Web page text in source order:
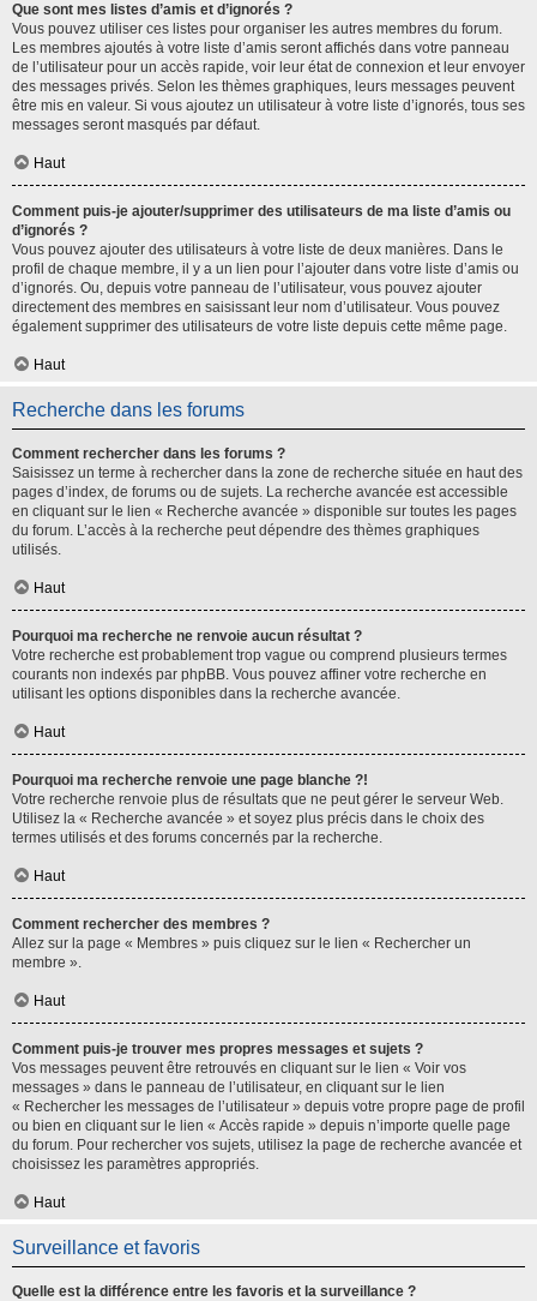
Que sont mes listes d’amis et d’ignorés ?
Vous pouvez utiliser ces listes pour organiser les autres membres du forum.
Les membres ajoutés à votre liste d’amis seront affichés dans votre panneau
de l’utilisateur pour un accès rapide, voir leur état de connexion et leur envoyer
des messages privés. Selon les thèmes graphiques, leurs messages peuvent
être mis en valeur. Si vous ajoutez un utilisateur à votre liste d’ignorés, tous ses
messages seront masqués par défaut.
Haut
Comment puis-je ajouter/supprimer des utilisateurs de ma liste d’amis ou
d’ignorés ?
Vous pouvez ajouter des utilisateurs à votre liste de deux manières. Dans le
profil de chaque membre, il y a un lien pour l’ajouter dans votre liste d’amis ou
d’ignorés. Ou, depuis votre panneau de l’utilisateur, vous pouvez ajouter
directement des membres en saisissant leur nom d’utilisateur. Vous pouvez
également supprimer des utilisateurs de votre liste depuis cette même page.
Haut
Recherche dans les forums
Comment rechercher dans les forums ?
Saisissez un terme à rechercher dans la zone de recherche située en haut des
pages d’index, de forums ou de sujets. La recherche avancée est accessible
en cliquant sur le lien « Recherche avancée » disponible sur toutes les pages
du forum. L’accès à la recherche peut dépendre des thèmes graphiques
utilisés.
Haut
Pourquoi ma recherche ne renvoie aucun résultat ?
Votre recherche est probablement trop vague ou comprend plusieurs termes
courants non indexés par phpBB. Vous pouvez affiner votre recherche en
utilisant les options disponibles dans la recherche avancée.
Haut
Pourquoi ma recherche renvoie une page blanche ?!
Votre recherche renvoie plus de résultats que ne peut gérer le serveur Web.
Utilisez la « Recherche avancée » et soyez plus précis dans le choix des
termes utilisés et des forums concernés par la recherche.
Haut
Comment rechercher des membres ?
Allez sur la page « Membres » puis cliquez sur le lien « Rechercher un
membre ».
Haut
Comment puis-je trouver mes propres messages et sujets ?
Vos messages peuvent être retrouvés en cliquant sur le lien « Voir vos
messages » dans le panneau de l’utilisateur, en cliquant sur le lien
« Rechercher les messages de l’utilisateur » depuis votre propre page de profil
ou bien en cliquant sur le lien « Accès rapide » depuis n’importe quelle page
du forum. Pour rechercher vos sujets, utilisez la page de recherche avancée et
choisissez les paramètres appropriés.
Haut
Surveillance et favoris
Quelle est la différence entre les favoris et la surveillance ?